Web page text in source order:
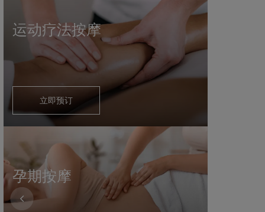
运动疗法按摩
立即预订
孕期按摩